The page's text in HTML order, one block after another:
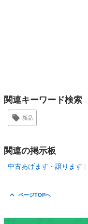
関連キーワード検索
新品
関連の掲示板
中古あげます・譲ります
ページTOPへ